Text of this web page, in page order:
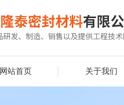
网站首页 关于我们